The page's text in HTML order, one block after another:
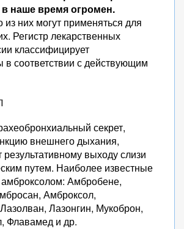
наше время огромен.
них могут применяться для
Регистр лекарственных
классифицирует
в соответствии с действующим
секрет,
внешнего дыхания,
результативному выходу слизи
путем. Наиболее известные
Амбробене,
Амброксол,
Лазонгин, Мукоброн,
Флавамед и др.